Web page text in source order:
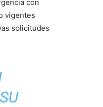
con
vigentes
solicitudes